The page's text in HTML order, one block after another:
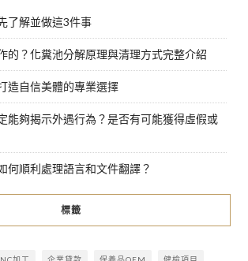
了解並做這3件事
的？化糞池分解原理與清理方式完整介紹
造自信美體的專業選擇
能夠揭示外遇行為？是否有可能獲得虛假或
何順利處理語言和文件翻譯？
標籤